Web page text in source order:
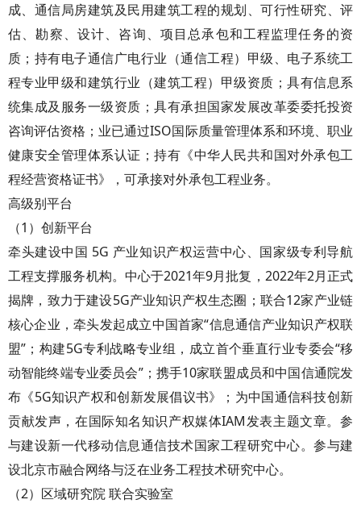
成、通信局房建筑及民用建筑工程的规划、可行性研究、评
估、勘察、设计、咨询、项目总承包和工程监理任务的资
质；持有电子通信广电行业（通信工程）甲级、电子系统工
程专业甲级和建筑行业（建筑工程）甲级资质；具有信息系
统集成及服务一级资质；具有承担国家发展改革委委托投资
咨询评估资格；业已通过ISO国际质量管理体系和环境、职业
健康安全管理体系认证；持有《中华人民共和国对外承包工
程经营资格证书》，可承接对外承包工程业务。
高级别平台
（1）创新平台
牵头建设中国 5G 产业知识产权运营中心、国家级专利导航
工程支撑服务机构。中心于2021年9月批复，2022年2月正式
揭牌，致力于建设5G产业知识产权生态圈；联合12家产业链
核心企业，牵头发起成立中国首家“信息通信产业知识产权联
盟”；构建5G专利战略专业组，成立首个垂直行业专委会“移
动智能终端专业委员会”；携手10家联盟成员和中国信通院发
布《5G知识产权和创新发展倡议书》；为中国通信科技创新
贡献发声，在国际知名知识产权媒体IAM发表主题文章。参
与建设新一代移动信息通信技术国家工程研究中心。参与建
设北京市融合网络与泛在业务工程技术研究中心。
（2）区域研究院 联合实验室